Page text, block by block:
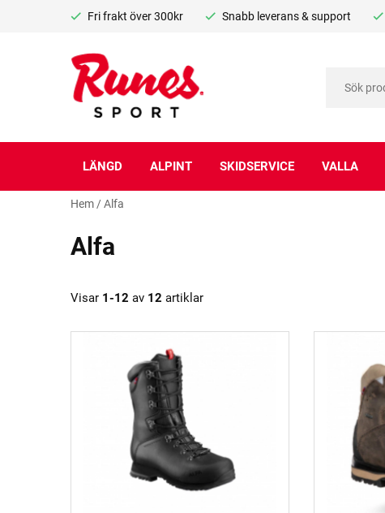
Fri frakt över 300kr Snabb leverans & support
LÄNGD ALPINT SKIDSERVICE VALLA
Hem /Alfa
Alfa
Visar 1-12 av 12 artiklar